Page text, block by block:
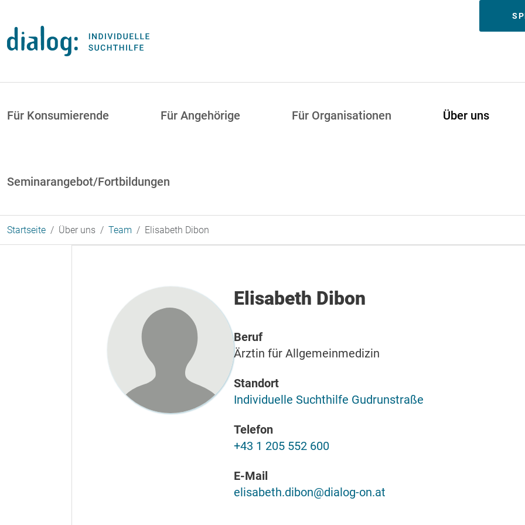
Für Konsumierende Für Angehörige Für Organisationen Über uns
Seminarangebot/Fortbildungen
Startseite Über uns Team Elisabeth Dibon
Elisabeth Dibon
Beruf
Ärztin für Allgemeinmedizin
Standort
Individuelle Suchthilfe Gudrunstraße
Telefon
+43 1 205 552 600
E-Mail
elisabeth.dibon@dialog-on.at